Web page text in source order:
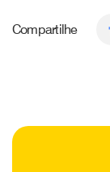
Compartilhe